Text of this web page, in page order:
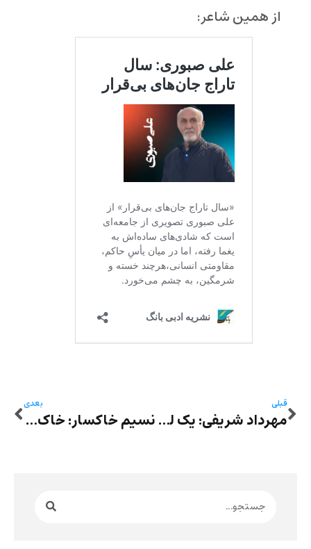
از همین شاعر:
قبلی
مهرداد شریفی: یک لقمه‌ی راحت
بعدی
نسیم خاکسار: خاک وطن تاب دفن این همه زندگی، این همه در خون تپیده را ندارد